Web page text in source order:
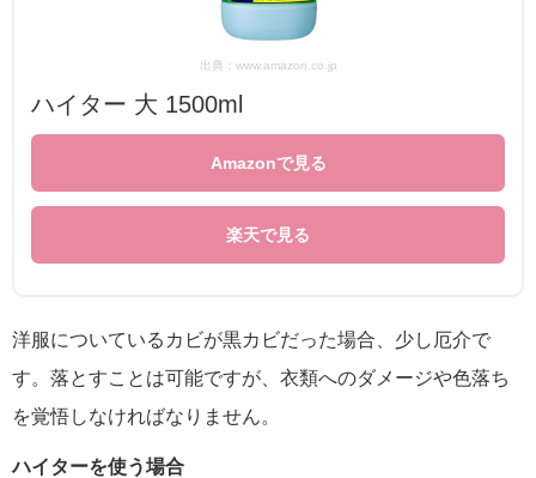
出典：www.amazon.co.jp
ハイター 大 1500ml
Amazonで見る
楽天で見る
洋服についているカビが黒カビだった場合、少し厄介で
す。落とすことは可能ですが、衣類へのダメージや色落ち
を覚悟しなければなりません。
ハイターを使う場合